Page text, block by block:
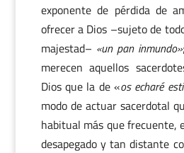
exponente de pérdida de
ofrecer a Dios –sujeto de
majestad– «un pan inmundo»
merecen aquellos
Dios que la de «os echaré
modo de actuar sacerdotal
habitual más que frecuente,
desapegado y tan distante